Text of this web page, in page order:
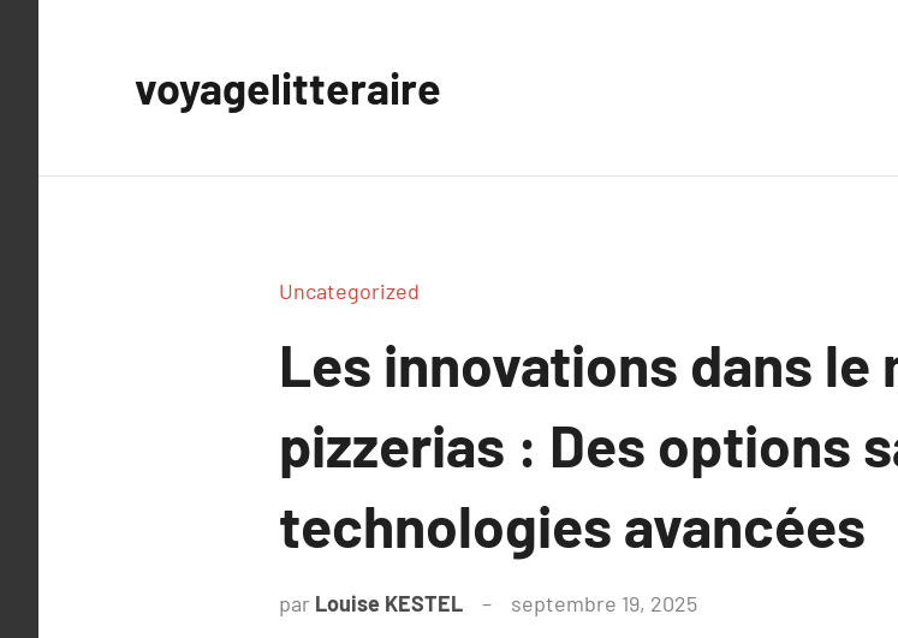
voyagelitteraire
Uncategorized
Les innovations dans le
pizzerias : Des options
technologies avancées
par Louise KESTEL septembre 19, 2025